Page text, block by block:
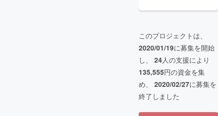
このプロジェクトは、
2020/01/19に募集を開始
し、 24人の支援により
135,555円の資金を集
め、 2020/02/27に募集を
終了しました